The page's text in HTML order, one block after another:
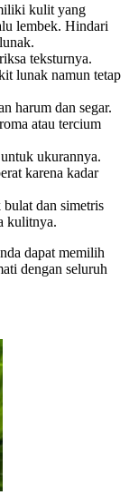
kulit yang
lembek. Hindari
teksturnya.
lunak namun tetap
harum dan segar.
atau tercium
ukurannya.
karena kadar
dan simetris
kulitnya.
dapat memilih
dengan seluruh